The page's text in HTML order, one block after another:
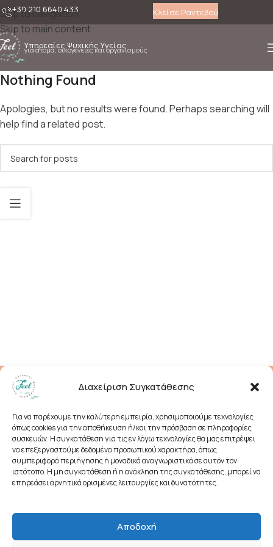
Διαχείριση Συγκατάθεσης
Για να παρέχουμε την καλύτερη εμπειρία, χρησιμοποιούμε τεχνολογίες
όπως cookies για την αποθήκευση ή/και την πρόσβαση σε πληροφορίες
συσκευών. Η συγκατάθεση για τις εν λόγω τεχνολογίες θα μας επιτρέψει
να επεξεργαστούμε δεδομένα προσωπικού χαρακτήρα, όπως
συμπεριφορά περιήγησης ή μοναδικά αναγνωριστικά σε αυτόν τον
ιστότοπο. Η μη συγκατάθεση ή η ανάκληση της συγκατάθεσης, μπορεί να
επηρεάσει αρνητικά ορισμένες λειτουργίες και δυνατότητες.
Αποδοχή
Skip to navigation
Skip to main content
+30 210 6640 433 Κλείσε Ραντεβού
Υπηρεσίες Ψυχικής Υγείας
για άτομά, οικογένειες και οργανισμούς
Nothing Found
Apologies, but no results were found. Perhaps searching will
help find a related post.
Χαλάνδρι 152 38
feel@feel-pdc.gr